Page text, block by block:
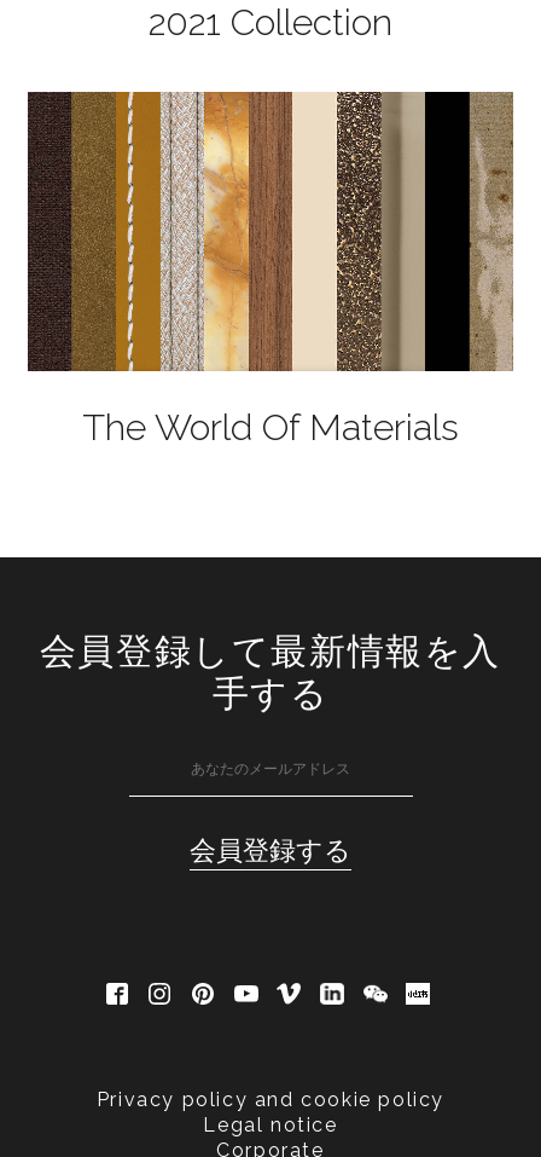
2021 Collection
The World Of Materials
会員登録して最新情報を入
手する
Privacy policy and cookie policy
Legal notice
Corporate